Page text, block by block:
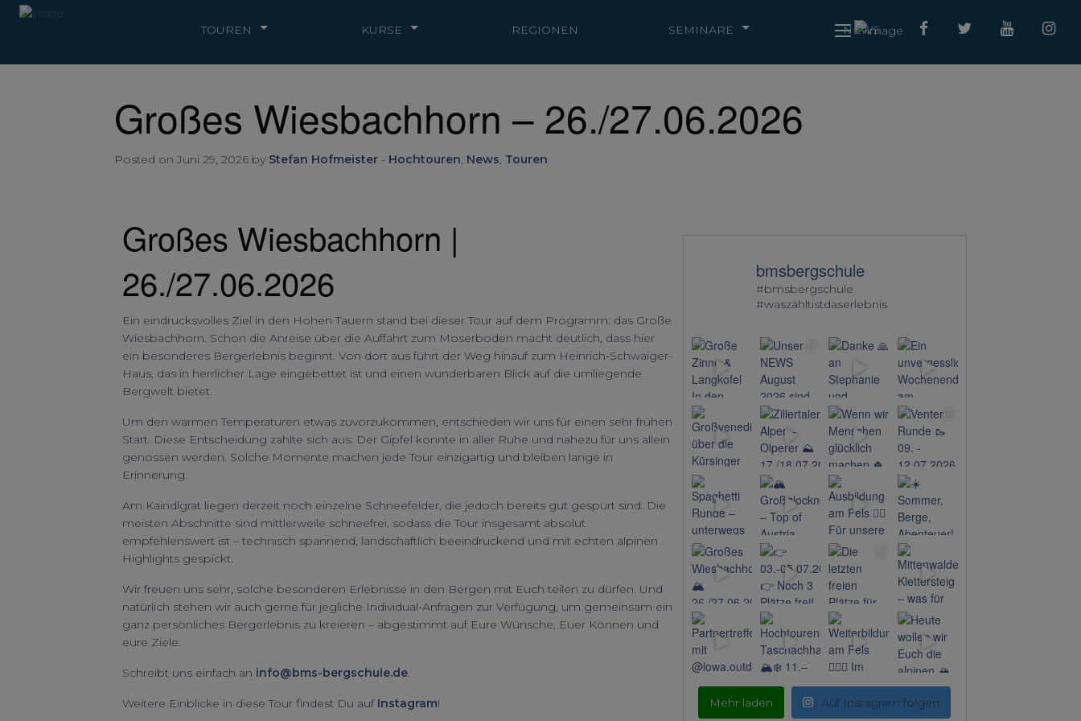
TOUREN KURSE REGIONEN SEMINARE NEWS
Großes Wiesbachhorn – 26./27.06.2026
Posted on Juni 29, 2026 by Stefan Hofmeister - Hochtouren, News, Touren
Großes Wiesbachhorn |
26./27.06.2026
Ein eindrucksvolles Ziel in den Hohen Tauern stand bei dieser Tour auf dem Programm: das Große
Wiesbachhorn. Schon die Anreise über die Auffahrt zum Moserboden macht deutlich, dass hier
ein besonderes Bergerlebnis beginnt. Von dort aus führt der Weg hinauf zum Heinrich-Schwaiger-
Haus, das in herrlicher Lage eingebettet ist und einen wunderbaren Blick auf die umliegende
Bergwelt bietet.
Um den warmen Temperaturen etwas zuvorzukommen, entschieden wir uns für einen sehr frühen
Start. Diese Entscheidung zahlte sich aus: Der Gipfel konnte in aller Ruhe und nahezu für uns allein
genossen werden. Solche Momente machen jede Tour einzigartig und bleiben lange in
Erinnerung.
Am Kaindlgrat liegen derzeit noch einzelne Schneefelder, die jedoch bereits gut gespurt sind. Die
meisten Abschnitte sind mittlerweile schneefrei, sodass die Tour insgesamt absolut
empfehlenswert ist – technisch spannend, landschaftlich beeindruckend und mit echten alpinen
Highlights gespickt.
Wir freuen uns sehr, solche besonderen Erlebnisse in den Bergen mit Euch teilen zu dürfen. Und
natürlich stehen wir auch gerne für jegliche Individual-Anfragen zur Verfügung, um gemeinsam ein
ganz persönliches Bergerlebnis zu kreieren – abgestimmt auf Eure Wünsche, Euer Können und
eure Ziele.
Schreibt uns einfach an info@bms-bergschule.de.
Weitere Einblicke in diese Tour findest Du auf Instagram!
bmsbergschule
#bmsbergschule
#waszähltistdaserlebnis
Mehr laden Auf Instagram folgen